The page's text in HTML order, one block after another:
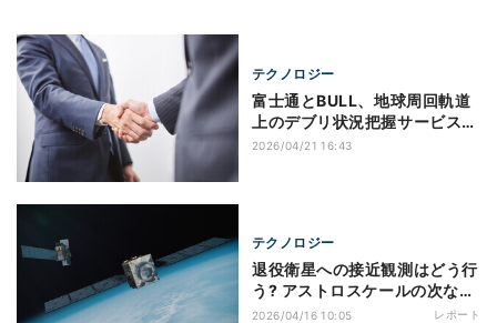
テクノロジー
富士通とBULL、地球周回軌道
上のデブリ状況把握サービス開
発に向けた覚書を締結
2026/04/21 16:43
テクノロジー
退役衛星への接近観測はどう行
う? アストロスケールの次なる
挑戦を詳しく聞いた
2026/04/16 10:05 レポート